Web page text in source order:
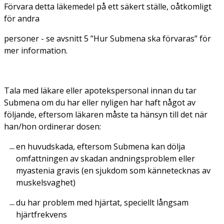
Förvara detta läkemedel på ett säkert ställe, oåtkomligt
för andra
personer - se avsnitt 5 ”Hur Submena ska förvaras” för
mer information.
Tala med läkare eller apotekspersonal innan du tar
Submena om du har eller nyligen har haft något av
följande, eftersom läkaren måste ta hänsyn till det när
han/hon ordinerar dosen:
en huvudskada, eftersom Submena kan dölja
omfattningen av skadan andningsproblem eller
myastenia gravis (en sjukdom som kännetecknas av
muskelsvaghet)
du har problem med hjärtat, speciellt långsam
hjärtfrekvens